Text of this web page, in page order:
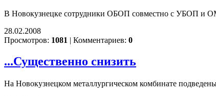
В Новокузнецке сотрудники ОБОП совместно с УБОП и
28.02.2008
Просмотров: 1081 | Комментариев: 0
...Существенно снизить
На Новокузнецком металлургическом комбинате